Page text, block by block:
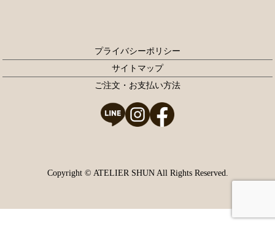
プライバシーポリシー
サイトマップ
ご注文・お支払い方法
Copyright © ATELIER SHUN All Rights Reserved.